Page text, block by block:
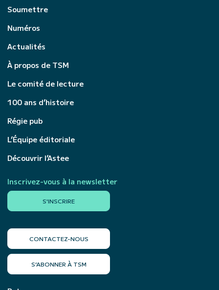
Soumettre
Numéros
Actualités
À propos de TSM
Le comité de lecture
100 ans d’histoire
Régie pub
L’Équipe éditoriale
Découvrir l’Astee
Inscrivez-vous à la newsletter
S'INSCRIRE
CONTACTEZ-NOUS
S’ABONNER À TSM